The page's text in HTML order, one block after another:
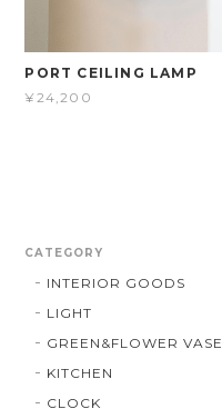
PORT CEILING LAMP
¥24,200
CATEGORY
INTERIOR GOODS
LIGHT
GREEN&FLOWER VASE
KITCHEN
CLOCK